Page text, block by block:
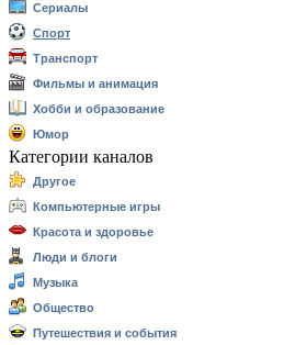
Сериалы
Спорт
Транспорт
Фильмы и анимация
Хобби и образование
Юмор
Категории каналов
Другое
Компьютерные игры
Красота и здоровье
Люди и блоги
Музыка
Общество
Путешествия и события